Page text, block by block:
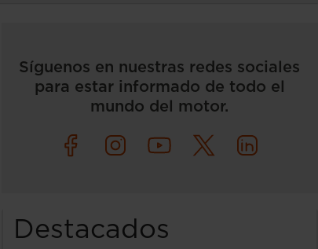
Síguenos en nuestras redes sociales
para estar informado de todo el
mundo del motor.
Destacados